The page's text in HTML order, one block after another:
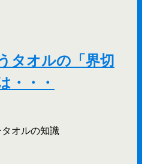
タオルの「界切
・・・
タオルの知識